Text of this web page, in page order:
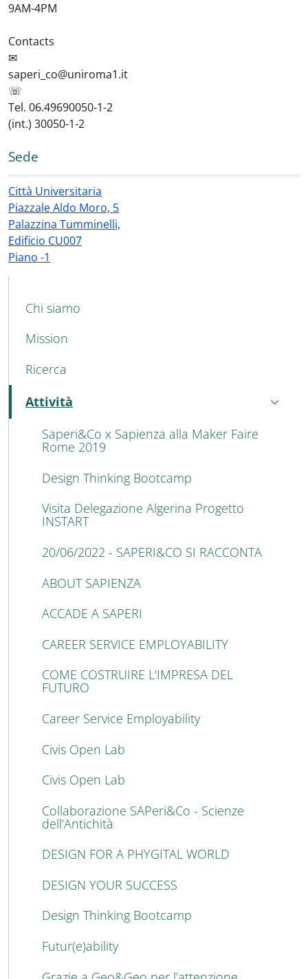
9AM-4PM
Contacts
✉
saperi_co@uniroma1.it
☏
Tel. 06.49690050-1-2
(int.) 30050-1-2
Sede
Città Universitaria
Piazzale Aldo Moro, 5
Palazzina Tumminelli,
Edificio CU007
Piano -1
MAIN NAVIGATION
Chi siamo
Mission
Ricerca
Attività
Attivo
Saperi&Co x Sapienza alla Maker Faire
Rome 2019
Design Thinking Bootcamp
Visita Delegazione Algerina Progetto
INSTART
20/06/2022 - SAPERI&CO SI RACCONTA
ABOUT SAPIENZA
ACCADE A SAPERI
CAREER SERVICE EMPLOYABILITY
COME COSTRUIRE L'IMPRESA DEL
FUTURO
Career Service Employability
Civis Open Lab
Civis Open Lab
Collaborazione SAPeri&Co - Scienze
dell’Antichità
DESIGN FOR A PHYGITAL WORLD
DESIGN YOUR SUCCESS
Design Thinking Bootcamp
Futur(e)ability